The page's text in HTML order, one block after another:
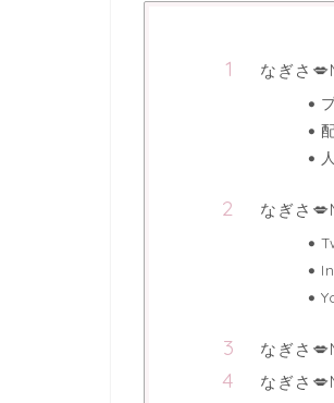
なぎさ
なぎさ
なぎさ
なぎさ